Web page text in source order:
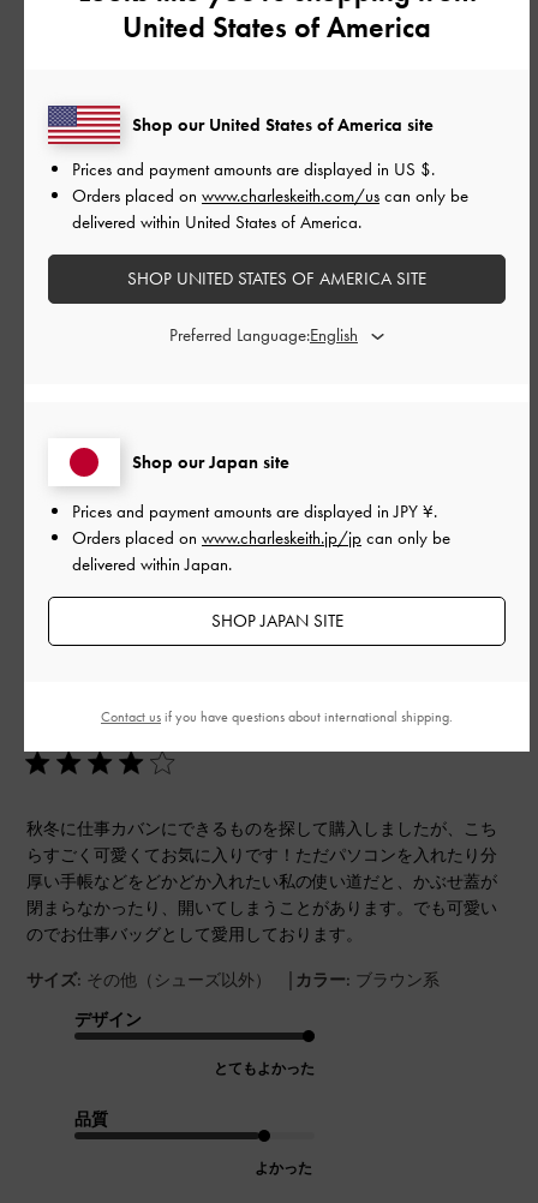
仕切りもあり、ハンドバッグにもショルダーにもなる便利さ、
ただ一つだけ、重くなるとショルダーの元のところが引っ張ら
れて形が崩れてしまい、ここから裂けてくるかもしれないと不
安になるので⭐︎1つマイナスにしました。
サイズ: その他（シューズ以外） | カラー: ブラック系
デザイン
とてもよかった
もっと見る
このレビューは役に立ちましたか？
可愛くてに気に入ってます
秋冬に仕事カバンにできるものを探して購入しましたが、こち
らすごく可愛くてお気に入りです！ただパソコンを入れたり分
厚い手帳などをどかどか入れたい私の使い道だと、かぶせ蓋が
閉まらなかったり、開いてしまうことがあります。でも可愛い
のでお仕事バッグとして愛用しております。
サイズ: その他（シューズ以外） | カラー: ブラウン系
デザイン
とてもよかった
品質
よかった
United States of America
Shop our Japan site
Prices and payment amounts are displayed inJPY ¥.
Orders placed on www.charleskeith.jp/jp can only be
delivered within Japan.
SHOP JAPAN SITE
Shop our United States of America site
Prices and payment amounts are displayed in US $.
Orders placed on www.charleskeith.com/us can only be
delivered within United States of America.
SHOP UNITED STATES OF AMERICA SITE
Preferred Language:
Contact usif you have questions about international shipping.